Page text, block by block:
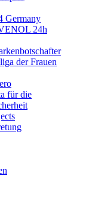
Germany
24h
der Frauen
für die